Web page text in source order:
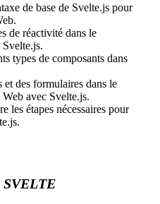
de base de Svelte.js pour
de réactivité dans le
types de composants dans
des formulaires dans le
avec Svelte.js.
les étapes nécessaires pour
SVELTE